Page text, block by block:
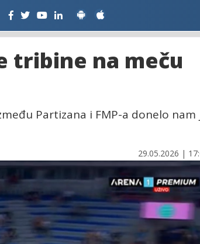
tribine na meču
Partizana i FMP-a donelo nam
29.05.2026 |